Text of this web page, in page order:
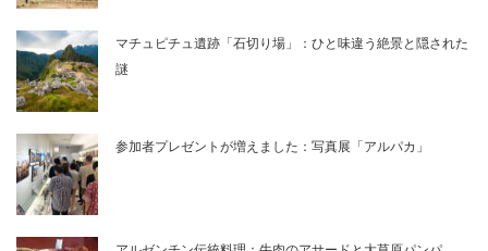
マチュピチュ遺跡「石切り場」：ひと味違う絶景と隠された
謎
参加者プレゼントが増えました：写真展「アルパカ」